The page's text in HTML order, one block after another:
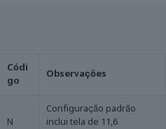
Códi
go
Observações
N
Configuração padrão
inclui tela de 11,6